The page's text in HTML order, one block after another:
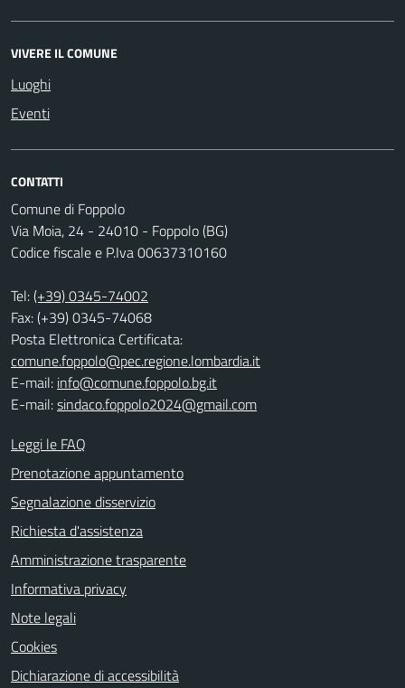
VIVERE IL COMUNE
Luoghi
Eventi
CONTATTI
Comune di Foppolo
Via Moia, 24 - 24010 - Foppolo (BG)
Codice fiscale e P.Iva 00637310160
Tel:(+39) 0345-74002
Fax: (+39) 0345-74068
Posta Elettronica Certificata:
comune.foppolo@pec.regione.lombardia.it
E-mail: info@comune.foppolo.bg.it
E-mail:sindaco.foppolo2024@gmail.com
Leggi le FAQ
Prenotazione appuntamento
Segnalazione disservizio
Richiesta d'assistenza
Amministrazione trasparente
Informativa privacy
Note legali
Cookies
Dichiarazione di accessibilità